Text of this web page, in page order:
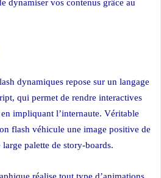
dynamiser vos contenus grâce au
dynamiques repose sur un langage
qui permet de rendre interactives
impliquant l’internaute. Véritable
flash véhicule une image positive de
palette de story-boards.